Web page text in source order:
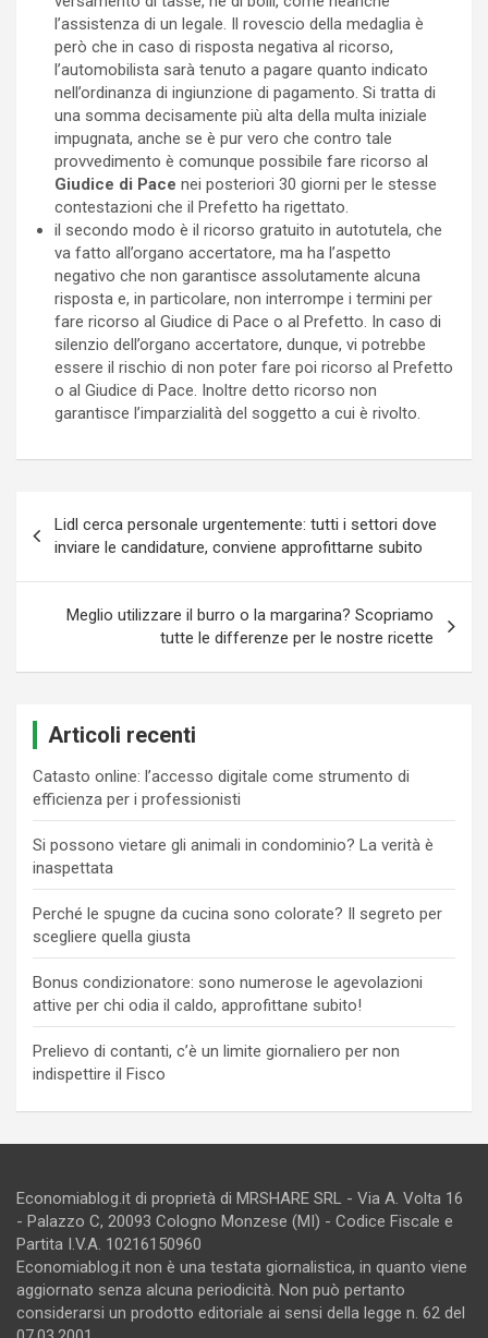
l’assistenza di un legale. Il rovescio della medaglia è
però che in caso di risposta negativa al ricorso,
l’automobilista sarà tenuto a pagare quanto indicato
nell’ordinanza di ingiunzione di pagamento. Si tratta di
una somma decisamente più alta della multa iniziale
impugnata, anche se è pur vero che contro tale
provvedimento è comunque possibile fare ricorso al
Giudice di Pace nei posteriori 30 giorni per le stesse
contestazioni che il Prefetto ha rigettato.
il secondo modo è il ricorso gratuito in autotutela, che
va fatto all’organo accertatore, ma ha l’aspetto
negativo che non garantisce assolutamente alcuna
risposta e, in particolare, non interrompe i termini per
fare ricorso al Giudice di Pace o al Prefetto. In caso di
silenzio dell’organo accertatore, dunque, vi potrebbe
essere il rischio di non poter fare poi ricorso al Prefetto
o al Giudice di Pace. Inoltre detto ricorso non
garantisce l’imparzialità del soggetto a cui è rivolto.
articoli
Lidl cerca personale urgentemente: tutti i settori dove
inviare le candidature, conviene approfittarne subito
Meglio utilizzare il burro o la margarina? Scopriamo
tutte le differenze per le nostre ricette
Articoli recenti
Catasto online: l’accesso digitale come strumento di
efficienza per i professionisti
Si possono vietare gli animali in condominio? La verità è
inaspettata
Perché le spugne da cucina sono colorate? Il segreto per
scegliere quella giusta
Bonus condizionatore: sono numerose le agevolazioni
attive per chi odia il caldo, approfittane subito!
Prelievo di contanti, c’è un limite giornaliero per non
indispettire il Fisco
Economiablog.it di proprietà di MRSHARE SRL - Via A. Volta 16
- Palazzo C, 20093 Cologno Monzese (MI) - Codice Fiscale e
Partita I.V.A. 10216150960
Economiablog.it non è una testata giornalistica, in quanto viene
aggiornato senza alcuna periodicità. Non può pertanto
considerarsi un prodotto editoriale ai sensi della legge n. 62 del